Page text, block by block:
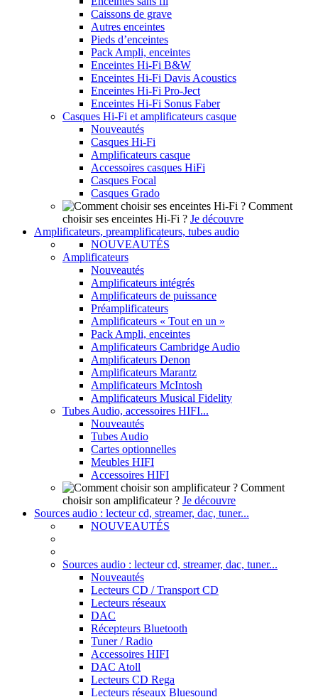
Caissons de grave
Autres enceintes
Pieds d’enceintes
Pack Ampli, enceintes
Enceintes Hi-Fi B&W
Enceintes Hi-Fi Davis Acoustics
Enceintes Hi-Fi Pro-Ject
Enceintes Hi-Fi Sonus Faber
Casques Hi-Fi et amplificateurs casque
Nouveautés
Casques Hi-Fi
Amplificateurs casque
Accessoires casques HiFi
Casques Focal
Casques Grado
Comment
choisir ses enceintes Hi-Fi ? Je découvre
Amplificateurs, preamplificateurs, tubes audio
NOUVEAUTÉS
Amplificateurs
Nouveautés
Amplificateurs intégrés
Amplificateurs de puissance
Préamplificateurs
Amplificateurs « Tout en un »
Pack Ampli, enceintes
Amplificateurs Cambridge Audio
Amplificateurs Denon
Amplificateurs Marantz
Amplificateurs McIntosh
Amplificateurs Musical Fidelity
Tubes Audio, accessoires HIFI...
Nouveautés
Tubes Audio
Cartes optionnelles
Meubles HIFI
Accessoires HIFI
Comment
choisir son amplificateur ? Je découvre
Sources audio : lecteur cd, streamer, dac, tuner...
NOUVEAUTÉS
Sources audio : lecteur cd, streamer, dac, tuner...
Nouveautés
Lecteurs CD / Transport CD
Lecteurs réseaux
DAC
Récepteurs Bluetooth
Tuner / Radio
Accessoires HIFI
DAC Atoll
Lecteurs CD Rega
Lecteurs réseaux Bluesound